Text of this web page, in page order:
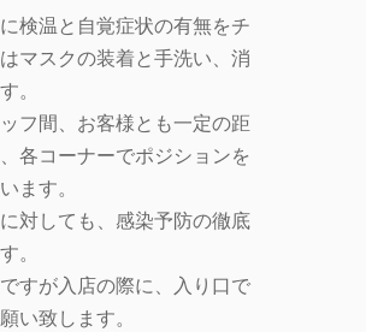
検温と自覚症状の有無をチ
マスクの装着と手洗い、消
。
フ間、お客様とも一定の距
各コーナーでポジションを
ます。
対しても、感染予防の徹底
。
すが入店の際に、入り口で
い致します。